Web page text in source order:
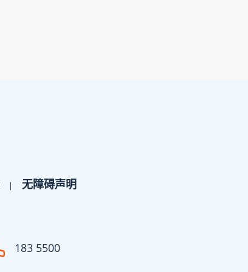
无障碍声明
183 5500